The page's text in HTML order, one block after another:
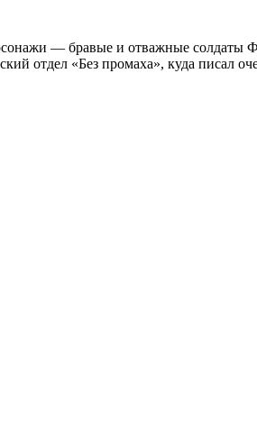
— бравые и отважные
отдел «Без промаха», куда писал